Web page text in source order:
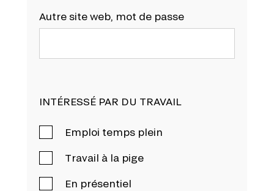
Autre site web, mot de passe
INTÉRESSÉ PAR DU TRAVAIL
Emploi temps plein
En présentiel
Travail à la pige